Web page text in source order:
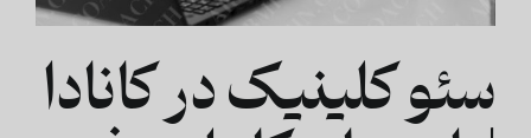
سئو کلینیک در کانادا